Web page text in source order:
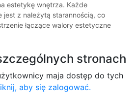
estetykę wnętrza. Każde
jest z należytą starannością, co
łączące walory estetyczne
stronach
maja dostęp do tych
aby się zalogować.